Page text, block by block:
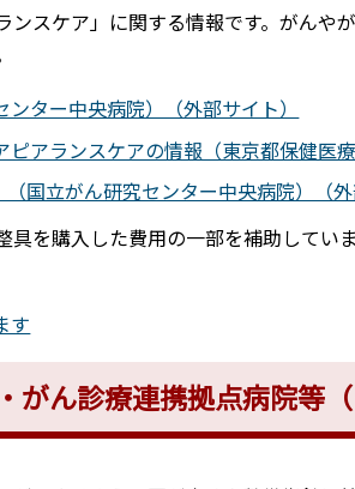
スケア」に関する情報です。がんや
ター中央病院）（外部サイト）
アランスケアの情報（東京都保健医療
国立がん研究センター中央病院）（外
を購入した費用の一部を補助してい
す
がん診療連携拠点病院等